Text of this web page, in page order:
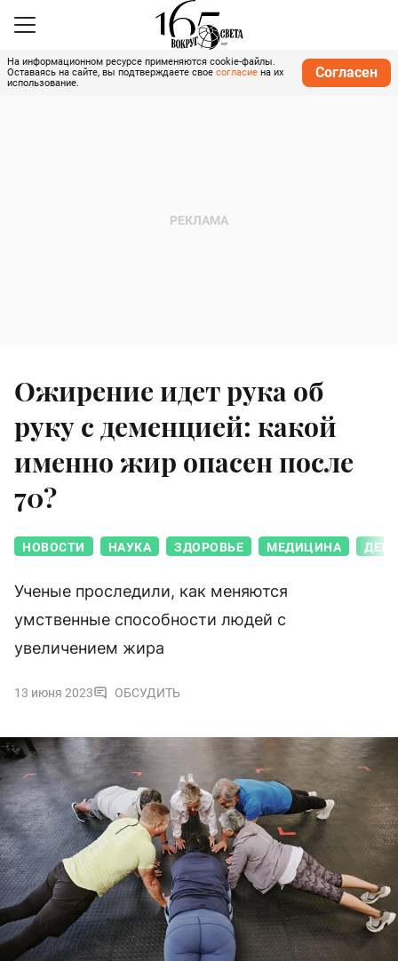
На информационном ресурсе применяются cookie-файлы.
Оставаясь на сайте, вы подтверждаете свое согласие на их
использование.
Согласен
Ожирение идет рука об
руку с деменцией: какой
именно жир опасен после
70?
НОВОСТИ НАУКА ЗДОРОВЬЕ МЕДИЦИНА
Ученые проследили, как меняются
умственные способности людей с
увеличением жира
13 июня 2023 ОБСУДИТЬ